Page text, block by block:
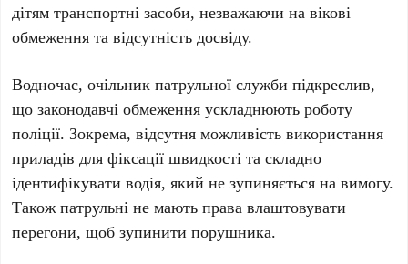
дітям транспортні засоби, незважаючи на вікові
обмеження та відсутність досвіду.
Водночас, очільник патрульної служби підкреслив,
що законодавчі обмеження ускладнюють роботу
поліції. Зокрема, відсутня можливість використання
приладів для фіксації швидкості та складно
ідентифікувати водія, який не зупиняється на вимогу.
Також патрульні не мають права влаштовувати
перегони, щоб зупинити порушника.